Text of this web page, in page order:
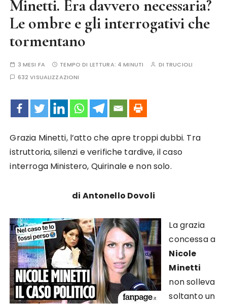
Minetti. Era davvero necessaria?
Le ombre e gli interrogativi che
tormentano
3 MESI FA TEMPO DI LETTURA: 4 MINUTI DI TRUCIOLI
632 VISUALIZZAZIONI
Grazia Minetti, l’atto che apre troppi dubbi. Tra
istruttoria, silenzi e verifiche tardive, il caso
interroga Ministero, Quirinale e non solo.
di Antonello Dovoli
La grazia
concessa a
Nicole
Minetti
non solleva
soltanto un